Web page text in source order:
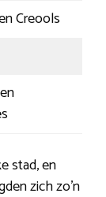
Creools
stad, en
zich zo’n